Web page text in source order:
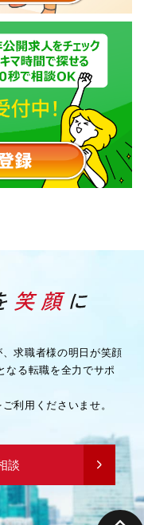
求職者様の明日が笑顔
なる転職を全力でサポ
利用くださいませ。
談